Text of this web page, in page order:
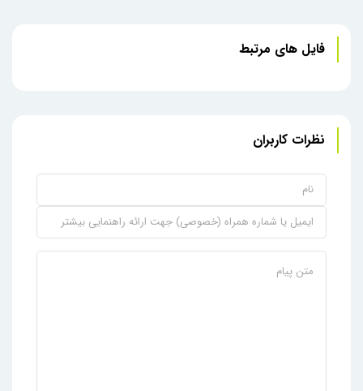
فایل های مرتبط
نظرات کاربران